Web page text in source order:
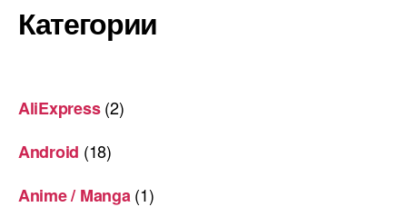
Категории
AliExpress(2)
Android (18)
Anime / Manga (1)